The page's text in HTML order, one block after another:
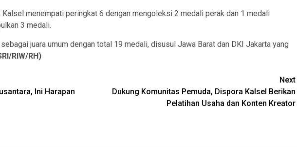
menempati peringkat 6 dengan mengoleksi 2 medali perak dan 1 medali
3 medali.
juara umum dengan total 19 medali, disusul Jawa Barat dan DKI Jakarta yang
RIW/RH)
Ini Harapan
Next
Dukung Komunitas Pemuda, Dispora Kalsel Berikan
Pelatihan Usaha dan Konten Kreator